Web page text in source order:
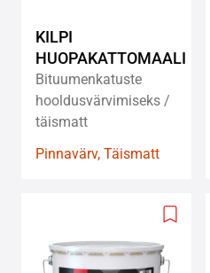
KILPI
HUOPAKATTOMAALI
Bituumenkatuste
hooldusvärvimiseks /
täismatt
Pinnavärv, Täismatt
Add
wishlist